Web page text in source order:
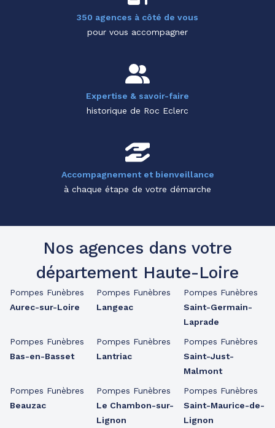
350 agences à côté de vous
pour vous accompagner
Expertise & savoir-faire
historique de Roc Eclerc
Accompagnement et bienveillance
à chaque étape de votre démarche
Nos agences dans votre
département Haute-Loire
Pompes Funèbres
Aurec-sur-Loire
Pompes Funèbres
Bas-en-Basset
Pompes Funèbres
Beauzac
Pompes Funèbres
Langeac
Pompes Funèbres
Lantriac
Pompes Funèbres
Le Chambon-sur-
Lignon
Pompes Funèbres
Saint-Germain-
Laprade
Pompes Funèbres
Saint-Just-
Malmont
Pompes Funèbres
Saint-Maurice-de-
Lignon